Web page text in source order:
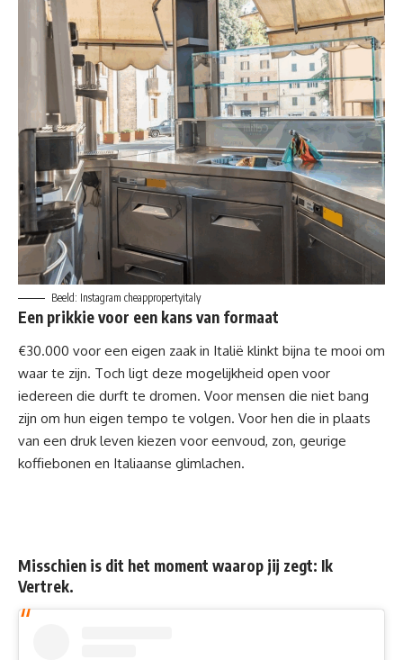
Beeld: Instagram cheappropertyitaly
Een prikkie voor een kans van formaat
€30.000 voor een eigen zaak in Italië klinkt bijna te mooi om
waar te zijn. Toch ligt deze mogelijkheid open voor
iedereen die durft te dromen. Voor mensen die niet bang
zijn om hun eigen tempo te volgen. Voor hen die in plaats
van een druk leven kiezen voor eenvoud, zon, geurige
koffiebonen en Italiaanse glimlachen.
Misschien is dit het moment waarop jij zegt: Ik
Vertrek.